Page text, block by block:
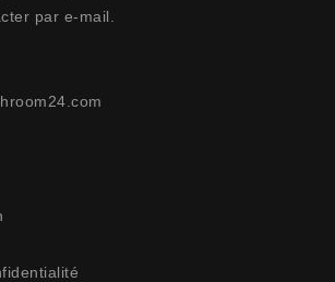
par e-mail.